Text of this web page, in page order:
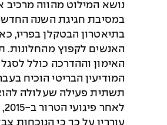
נושא המילוט מהווה מרכיב
במסיבת חגיגת השנה
בתיאטרון הבטקלן בפריז,
האנשים לקפוץ מהחלונות.
האימון וההדרכה כולל
המודיעין הבריטי הוכיח
עוררין על כך כי הנוכחות